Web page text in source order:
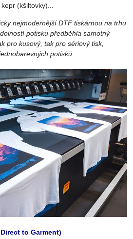
(kšiltovky)...
nejmodernější DTF tiskárnou na trhu
potisku předběhla samotný
pro kusový, tak pro sériový tisk,
potisků.
to Garment)